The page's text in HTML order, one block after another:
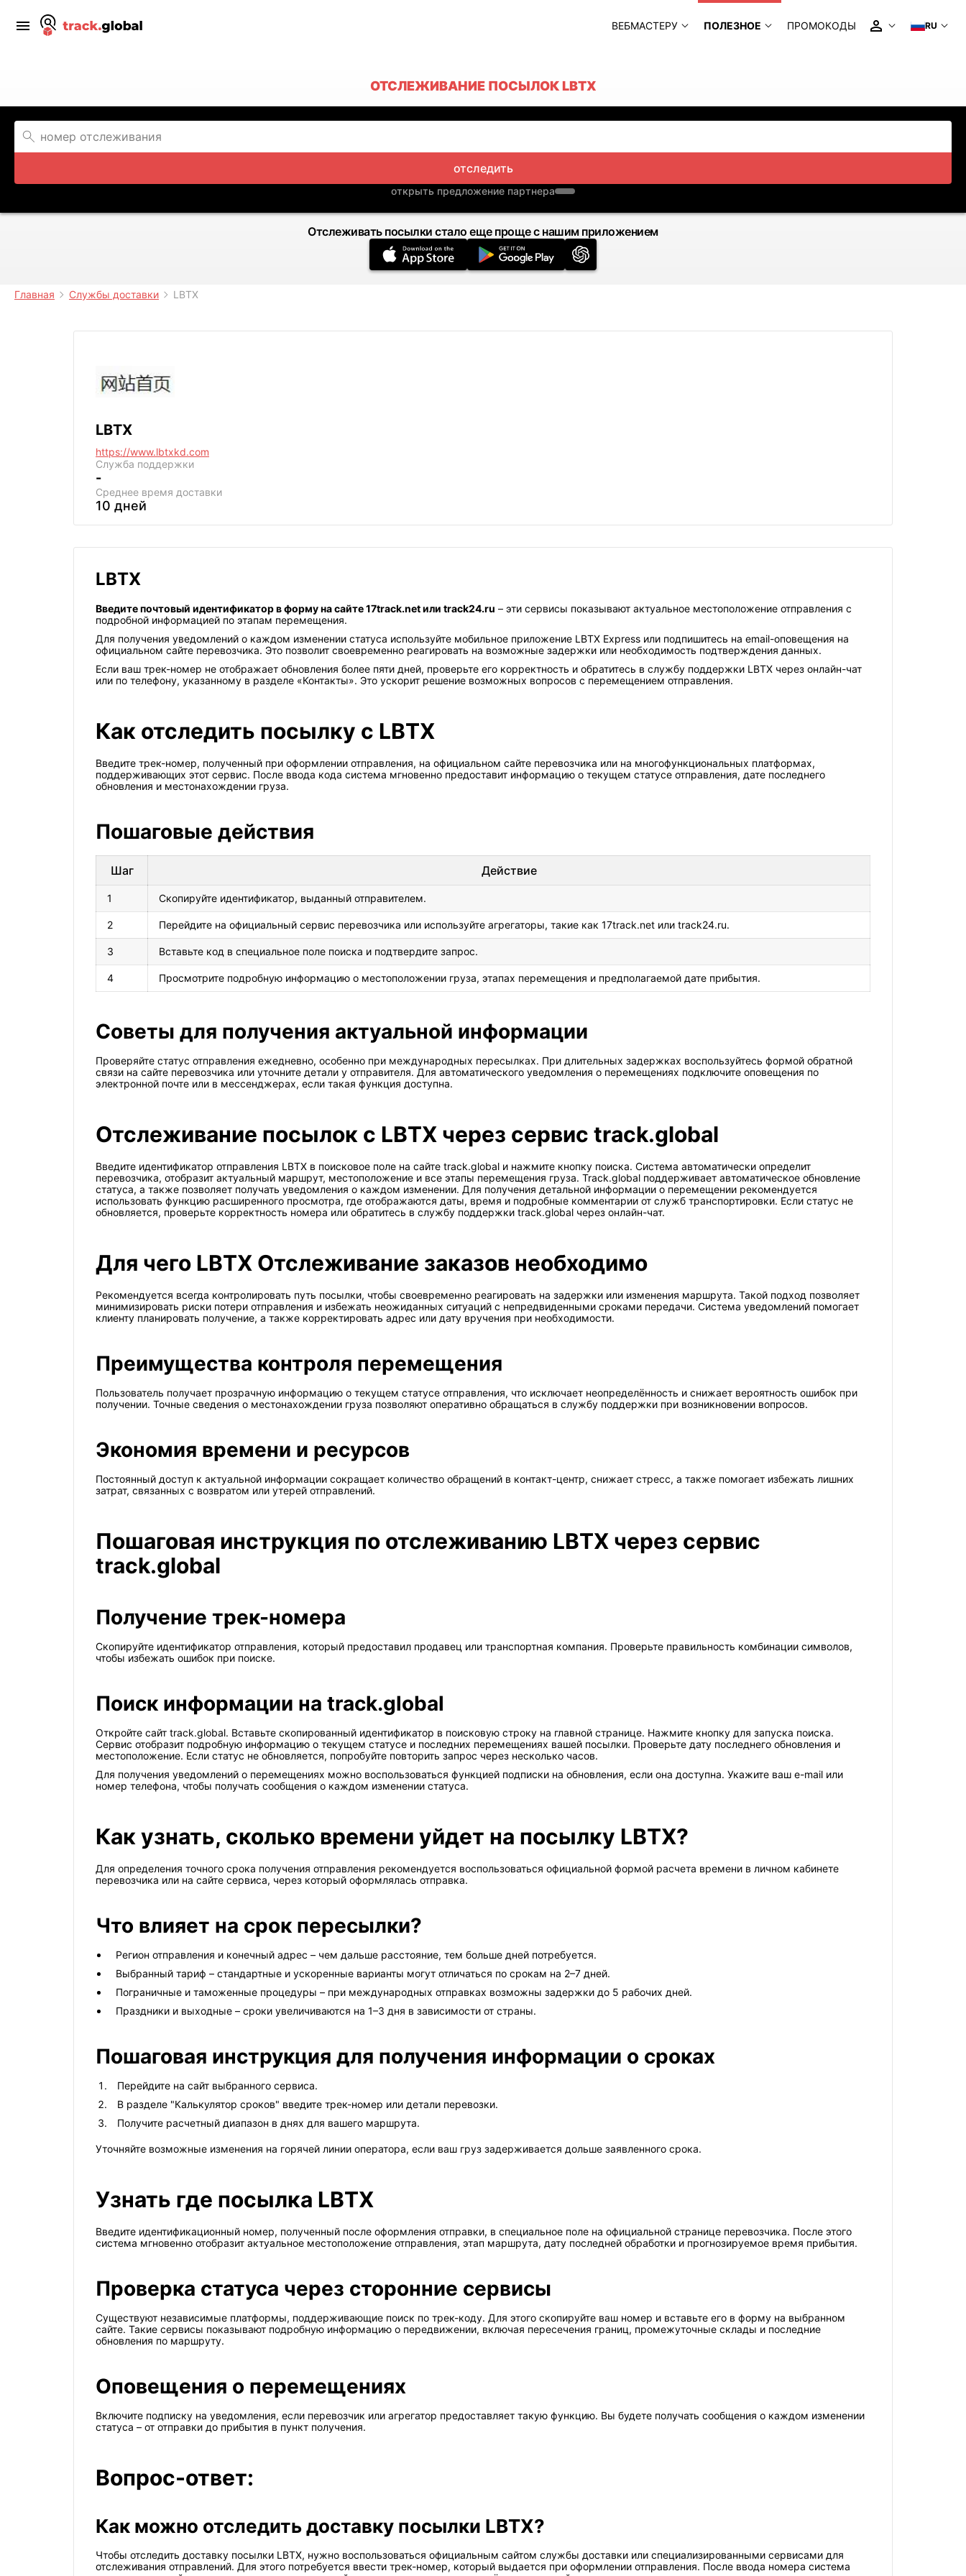
ВЕБМАСТЕРУ ПОЛЕЗНОЕ ПРОМОКОДЫ RU
ОТСЛЕЖИВАНИЕ ПОСЫЛОК LBTX
отследить
открыть предложение партнера
Отслеживать посылки стало еще проще с нашим приложением
Главная Службы доставки LBTX
LBTX
https://www.lbtxkd.com
Служба поддержки
-
Среднее время доставки
10 дней
LBTX
Введите почтовый идентификатор в форму на сайте 17track.net или track24.ru – эти сервисы показывают актуальное местоположение отправления с
подробной информацией по этапам перемещения.
Для получения уведомлений о каждом изменении статуса используйте мобильное приложение LBTX Express или подпишитесь на email-оповещения на
официальном сайте перевозчика. Это позволит своевременно реагировать на возможные задержки или необходимость подтверждения данных.
Если ваш трек-номер не отображает обновления более пяти дней, проверьте его корректность и обратитесь в службу поддержки LBTX через онлайн-чат
или по телефону, указанному в разделе «Контакты». Это ускорит решение возможных вопросов с перемещением отправления.
Как отследить посылку с LBTX
Введите трек-номер, полученный при оформлении отправления, на официальном сайте перевозчика или на многофункциональных платформах,
поддерживающих этот сервис. После ввода кода система мгновенно предоставит информацию о текущем статусе отправления, дате последнего
обновления и местонахождении груза.
Пошаговые действия
Шаг Действие
1 Скопируйте идентификатор, выданный отправителем.
2 Перейдите на официальный сервис перевозчика или используйте агрегаторы, такие как 17track.net или track24.ru.
3 Вставьте код в специальное поле поиска и подтвердите запрос.
4 Просмотрите подробную информацию о местоположении груза, этапах перемещения и предполагаемой дате прибытия.
Советы для получения актуальной информации
Проверяйте статус отправления ежедневно, особенно при международных пересылках. При длительных задержках воспользуйтесь формой обратной
связи на сайте перевозчика или уточните детали у отправителя. Для автоматического уведомления о перемещениях подключите оповещения по
электронной почте или в мессенджерах, если такая функция доступна.
Отслеживание посылок с LBTX через сервис track.global
Введите идентификатор отправления LBTX в поисковое поле на сайте track.global и нажмите кнопку поиска. Система автоматически определит
перевозчика, отобразит актуальный маршрут, местоположение и все этапы перемещения груза. Track.global поддерживает автоматическое обновление
статуса, а также позволяет получать уведомления о каждом изменении. Для получения детальной информации о перемещении рекомендуется
использовать функцию расширенного просмотра, где отображаются даты, время и подробные комментарии от служб транспортировки. Если статус не
обновляется, проверьте корректность номера или обратитесь в службу поддержки track.global через онлайн-чат.
Для чего LBTX Отслеживание заказов необходимо
Рекомендуется всегда контролировать путь посылки, чтобы своевременно реагировать на задержки или изменения маршрута. Такой подход позволяет
минимизировать риски потери отправления и избежать неожиданных ситуаций с непредвиденными сроками передачи. Система уведомлений помогает
клиенту планировать получение, а также корректировать адрес или дату вручения при необходимости.
Преимущества контроля перемещения
Пользователь получает прозрачную информацию о текущем статусе отправления, что исключает неопределённость и снижает вероятность ошибок при
получении. Точные сведения о местонахождении груза позволяют оперативно обращаться в службу поддержки при возникновении вопросов.
Экономия времени и ресурсов
Постоянный доступ к актуальной информации сокращает количество обращений в контакт-центр, снижает стресс, а также помогает избежать лишних
затрат, связанных с возвратом или утерей отправлений.
Пошаговая инструкция по отслеживанию LBTX через сервис
track.global
Получение трек-номера
Скопируйте идентификатор отправления, который предоставил продавец или транспортная компания. Проверьте правильность комбинации символов,
чтобы избежать ошибок при поиске.
Поиск информации на track.global
Откройте сайт track.global. Вставьте скопированный идентификатор в поисковую строку на главной странице. Нажмите кнопку для запуска поиска.
Сервис отобразит подробную информацию о текущем статусе и последних перемещениях вашей посылки. Проверьте дату последнего обновления и
местоположение. Если статус не обновляется, попробуйте повторить запрос через несколько часов.
Для получения уведомлений о перемещениях можно воспользоваться функцией подписки на обновления, если она доступна. Укажите ваш e-mail или
номер телефона, чтобы получать сообщения о каждом изменении статуса.
Как узнать, сколько времени уйдет на посылку LBTX?
Для определения точного срока получения отправления рекомендуется воспользоваться официальной формой расчета времени в личном кабинете
перевозчика или на сайте сервиса, через который оформлялась отправка.
Что влияет на срок пересылки?
Регион отправления и конечный адрес – чем дальше расстояние, тем больше дней потребуется.
Выбранный тариф – стандартные и ускоренные варианты могут отличаться по срокам на 2–7 дней.
Пограничные и таможенные процедуры – при международных отправках возможны задержки до 5 рабочих дней.
Праздники и выходные – сроки увеличиваются на 1–3 дня в зависимости от страны.
Пошаговая инструкция для получения информации о сроках
Перейдите на сайт выбранного сервиса.
В разделе "Калькулятор сроков" введите трек-номер или детали перевозки.
Получите расчетный диапазон в днях для вашего маршрута.
Уточняйте возможные изменения на горячей линии оператора, если ваш груз задерживается дольше заявленного срока.
Узнать где посылка LBTX
Введите идентификационный номер, полученный после оформления отправки, в специальное поле на официальной странице перевозчика. После этого
система мгновенно отобразит актуальное местоположение отправления, этап маршрута, дату последней обработки и прогнозируемое время прибытия.
Проверка статуса через сторонние сервисы
Существуют независимые платформы, поддерживающие поиск по трек-коду. Для этого скопируйте ваш номер и вставьте его в форму на выбранном
сайте. Такие сервисы показывают подробную информацию о передвижении, включая пересечения границ, промежуточные склады и последние
обновления по маршруту.
Оповещения о перемещениях
Включите подписку на уведомления, если перевозчик или агрегатор предоставляет такую функцию. Вы будете получать сообщения о каждом изменении
статуса – от отправки до прибытия в пункт получения.
Вопрос-ответ:
Как можно отследить доставку посылки LBTX?
Чтобы отследить доставку посылки LBTX, нужно воспользоваться официальным сайтом службы доставки или специализированными сервисами для
отслеживания отправлений. Для этого потребуется ввести трек-номер, который выдается при оформлении отправления. После ввода номера система